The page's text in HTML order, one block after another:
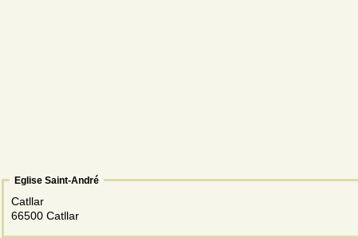
Eglise Saint-André
Catllar
66500 Catllar